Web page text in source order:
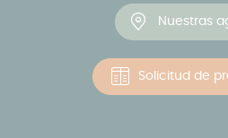
Nuestras
Solicitud de